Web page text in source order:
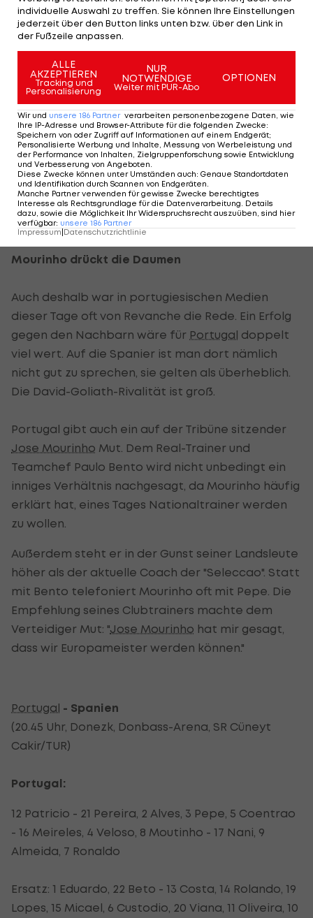
Die direkte Bilanz in den bisherigen 34
Aufeinandertreffen spricht bei 16 Siegen für
Spanien und nur sechs fürPortugalfür die Roten.
Von den jüngsten zwölf Partien gewann Portugal
jedoch vier, so auch das bisher letzte Duell in
einem Freundschaftsspiel im November 2010 in
Lissabon mit 4:0.
Spanien hatte sich einige Monate zuvor im WM-
Achtelfinale in Kapstadt 1:0 durchgesetzt. Ronaldo
blieb damals blass, Spaniens Goldtor durch den
nun verletzt fehlenden David Villa fiel nach einer
vom Referee nicht geahndeten Abseitsstellung.
Mourinho drückt die Daumen
Auch deshalb war in portugiesischen Medien
dieser Tage oft von Revanche die Rede. Ein Erfolg
gegen den Nachbarn wäre für Portugal doppelt
viel wert. Auf die Spanier ist man dort nämlich
nicht gut zu sprechen, sie gelten als überheblich.
Die David-Goliath-Rivalität ist groß.
Portugal gibt auch ein auf der Tribüne sitzender
Jose Mourinho Mut. Dem Real-Trainer und
Teamchef Paulo Bento wird nicht unbedingt ein
inniges Verhältnis nachgesagt, da Mourinho häufig
erklärt hat, eines Tages Nationaltrainer werden
zu wollen.
Außerdem steht er in der Gunst seiner Landsleute
höher als der aktuelle Coach der "Seleccao". Statt
mit Bento telefoniert Mourinho oft mit Pepe. Die
Empfehlung seines Clubtrainers machte dem
Verteidiger Mut: "Jose Mourinho hat mir gesagt,
dass wir Europameister werden können."
Portugal - Spanien
(20.45 Uhr, Donezk, Donbass-Arena, SR Cüneyt
Cakir/TUR)
Portugal:
12 Patricio - 21 Pereira, 2 Alves, 3 Pepe, 5 Coentrao
- 16 Meireles, 4 Veloso, 8 Moutinho - 17 Nani, 9
Almeida, 7 Ronaldo
Ersatz: 1 Eduardo, 22 Beto - 13 Costa, 14 Rolando, 19
Lopes, 15 Micael, 6 Custodio, 20 Viana, 11 Oliveira, 10
individuelle Auswahl zu treffen. Sie können Ihre Einstellungen
jederzeit über den Button links unten bzw. über den Link in
der Fußzeile anpassen.
ALLE
AKZEPTIEREN
Tracking und
Personalisierung
NUR
NOTWENDIGE
Weiter mit PUR-Abo
OPTIONEN
Wir und unsere 186 Partner verarbeiten personenbezogene Daten, wie
Ihre IP-Adresse und Browser-Attribute für die folgenden Zwecke:
Speichern von oder Zugriff auf Informationen auf einem Endgerät;
Personalisierte Werbung und Inhalte, Messung von Werbeleistung und
der Performance von Inhalten, Zielgruppenforschung sowie Entwicklung
und Verbesserung von Angeboten.
Diese Zwecke können unter Umständen auch: Genaue Standortdaten
und Identifikation durch Scannen von Endgeräten.
Manche Partner verwenden für gewisse Zwecke berechtigtes
Interesse als Rechtsgrundlage für die Datenverarbeitung. Details
dazu, sowie die Möglichkeit Ihr Widerspruchsrecht auszuüben, sind hier
verfügbar: unsere 186 Partner
Impressum Datenschutzrichtlinie